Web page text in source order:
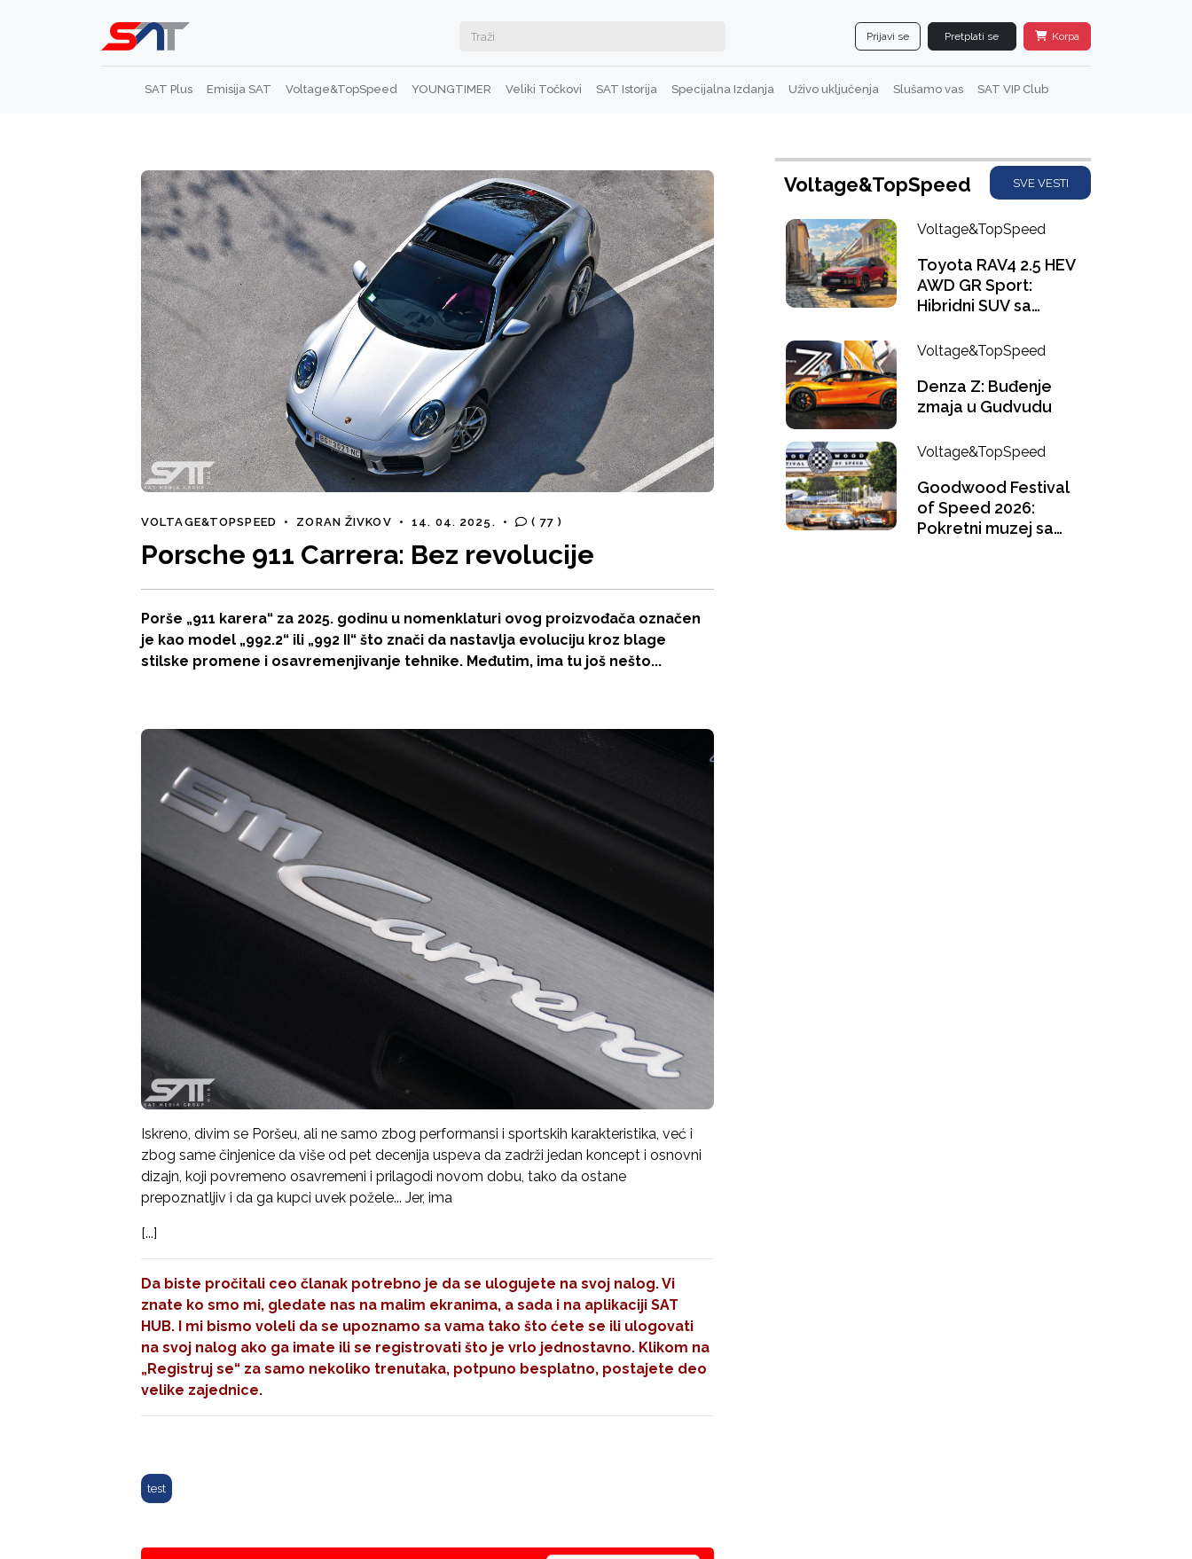
Prijavi se Pretplati se Korpa
SAT Plus Emisija SAT Voltage&TopSpeed YOUNGTIMER Veliki Točkovi SAT Istorija Specijalna Izdanja Uživo uključenja Slušamo vas SAT VIP Club
VOLTAGE&TOPSPEED • ZORAN ŽIVKOV • 14. 04. 2025. • ( 77 )
Porsche 911 Carrera: Bez revolucije
Porše „911 karera“ za 2025. godinu u nomenklaturi ovog proizvođača označen
je kao model „992.2“ ili „992 II“ što znači da nastavlja evoluciju kroz blage
stilske promene i osavremenjivanje tehnike. Međutim, ima tu još nešto...
Iskreno, divim se Poršeu, ali ne samo zbog performansi i sportskih karakteristika, već i
zbog same činjenice da više od pet decenija uspeva da zadrži jedan koncept i osnovni
dizajn, koji povremeno osavremeni i prilagodi novom dobu, tako da ostane
prepoznatljiv i da ga kupci uvek požele... Jer, ima
[...]
Da biste pročitali ceo članak potrebno je da se ulogujete na svoj nalog. Vi
znate ko smo mi, gledate nas na malim ekranima, a sada i na aplikaciji SAT
HUB. I mi bismo voleli da se upoznamo sa vama tako što ćete se ili ulogovati
na svoj nalog ako ga imate ili se registrovati što je vrlo jednostavno. Klikom na
„Registruj se“ za samo nekoliko trenutaka, potpuno besplatno, postajete deo
velike zajednice.
test
Voltage&TopSpeed SVE VESTI
Voltage&TopSpeed
Toyota RAV4 2.5 HEV
AWD GR Sport:
Hibridni SUV sa
Voltage&TopSpeed
Denza Z: Buđenje
zmaja u Gudvudu
Voltage&TopSpeed
Goodwood Festival
of Speed 2026:
Pokretni muzej sa